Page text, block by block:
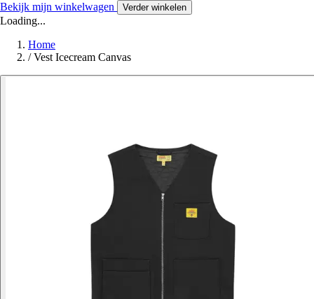
Bekijk mijn winkelwagen Verder winkelen
Loading...
Home
/ Vest Icecream Canvas